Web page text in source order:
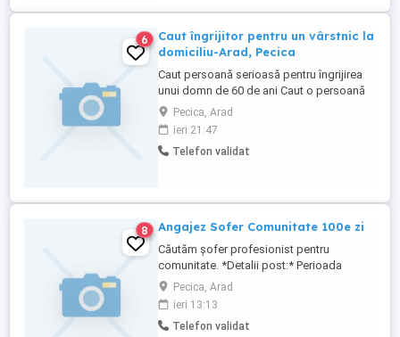
6
Caut îngrijitor pentru un vârstnic la
domiciliu-Arad, Pecica
Caut persoană serioasă pentru îngrijirea
unui domn de 60 de ani Caut o persoană
responsabilă care să ofere sprijin pentru
următoarele activități: * Curățenie în
garsonieră și spălarea rufelor o dată pe
săptămână. * Asigurarea mesei de prânz
Pecica, Arad
ieri 21:47
Telefon validat
8 Angajez Sofer Comunitate 100e zi
Căutăm șofer profesionist pentru
comunitate. *Detalii post:* Perioada
minimă de lucru: 4 săptămâni Camioane:
Volvo Euro 6 Tip transport: prelată MEGA
Rute: din zona Köln către diverse destinații
din Belgia, Olanda, Germania și Franța
Pecica, Arad
ieri 13:13
Telefon validat